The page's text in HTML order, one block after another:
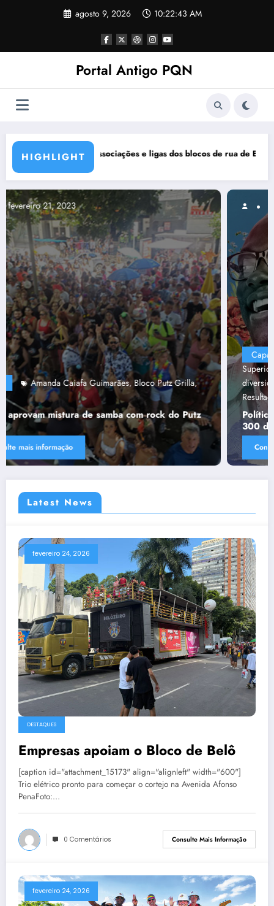
agosto 9, 2026 10:22:44 AM
Portal Antigo PQN
HIGHLIGHT
de rua de BH se manifestam em nota de repúdioRocknights lança a primeira
Capa
“Tendências para Docência no Ensino
Superior”,Ânima Educaçã,Ânima Plurais,capa,Política de
diversidade da Una e do UniBH,Rede Comunicação de
Resultado
Tânia Chaves
Política de diversidade da Una e do UniBH envolve
300 docentes e coladores negros
Consulte mais informação
março 5, 2021
Latest News
fevereiro 24, 2026
DESTAQUES
Empresas apoiam o Bloco de Belô
[caption id="attachment_15173" align="alignleft" width="600"]
Trio elétrico pronto para começar o cortejo na Avenida Afonso
PenaFoto:…
0 Comentários Consulte Mais Informação
fevereiro 24, 2026